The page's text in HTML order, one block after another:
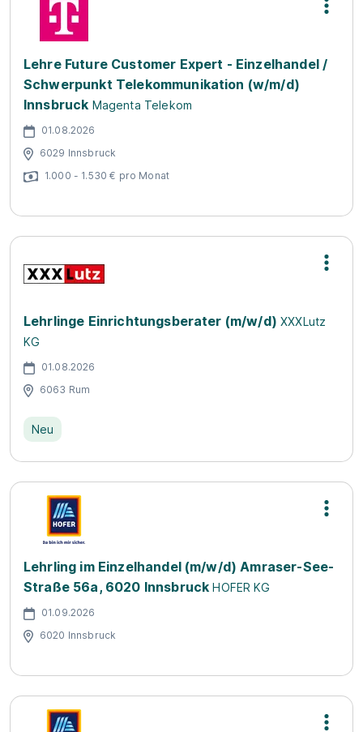
Lehre Future Customer Expert - Einzelhandel /
Schwerpunkt Telekommunikation (w/m/d)
Innsbruck Magenta Telekom
01.08.2026
6029 Innsbruck
1.000 - 1.530 € pro Monat
Lehrlinge Einrichtungsberater (m/w/d) XXXLutz
KG
01.08.2026
6063 Rum
Neu
Lehrling im Einzelhandel (m/w/d) Amraser-See-
Straße 56a, 6020 Innsbruck HOFER KG
01.09.2026
6020 Innsbruck